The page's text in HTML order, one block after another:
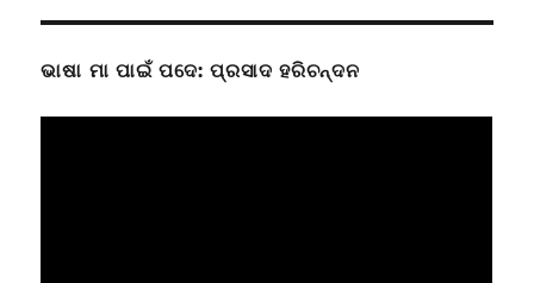
ଭାଷା ମା ପାଇଁ ପଦେ: ପ୍ରସାଦ ହରିଚନ୍ଦନ